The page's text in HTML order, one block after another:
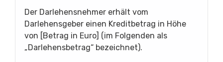
Der Darlehensnehmer erhält vom
Darlehensgeber einen Kreditbetrag in Höhe
von [Betrag in Euro] (im Folgenden als
„Darlehensbetrag“ bezeichnet).